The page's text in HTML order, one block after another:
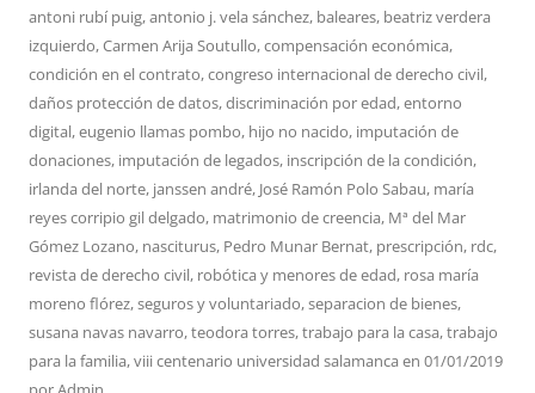
antoni rubí puig,antonio j. vela sánchez, baleares, beatriz verdera
izquierdo,Carmen Arija Soutullo,compensación económica,
condición en el contrato,congreso internacional de derecho civil,
daños protección de datos,discriminación por edad,entorno
digital,eugenio llamas pombo, hijo no nacido, imputación de
donaciones, imputación de legados, inscripción de la condición,
irlanda del norte, janssen andré, José Ramón Polo Sabau, maría
reyes corripio gil delgado, matrimonio de creencia, Mª del Mar
Gómez Lozano, nasciturus, Pedro Munar Bernat, prescripción, rdc,
revista de derecho civil, robótica y menores de edad, rosa maría
moreno flórez,seguros y voluntariado,separacion de bienes,
susana navas navarro,teodora torres,trabajo para la casa,trabajo
para la familia,viii centenario universidad salamanca en 01/01/2019